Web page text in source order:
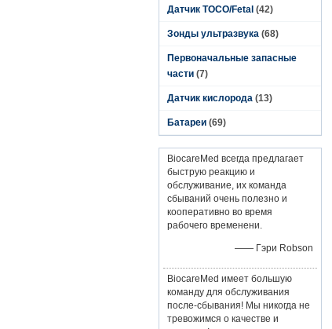
Датчик TOCO/Fetal (42)
Зонды ультразвука (68)
Первоначальные запасные
части (7)
Датчик кислорода (13)
Батареи (69)
BiocareMed всегда предлагает
быструю реакцию и
обслуживание, их команда
сбываний очень полезно и
кооперативно во время
рабочего временени.
—— Гэри Robson
BiocareMed имеет большую
команду для обслуживания
после-сбывания! Мы никогда не
тревожимся о качестве и